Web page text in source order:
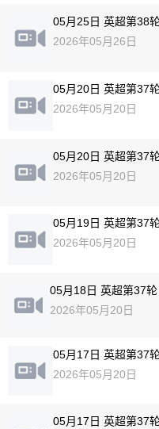
05月25日 英超第38
2026年05月26日
05月20日 英超第37
2026年05月20日
05月20日 英超第37
2026年05月20日
05月19日 英超第37
2026年05月20日
05月18日 英超第37
2026年05月20日
05月17日 英超第37
2026年05月20日
05月17日 英超第37